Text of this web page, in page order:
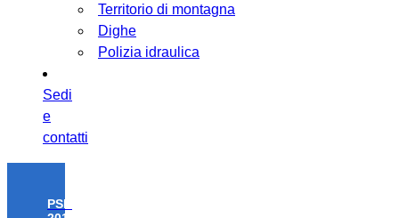
Territorio di montagna
Dighe
Polizia idraulica
Sedi
e
contatti
PSR